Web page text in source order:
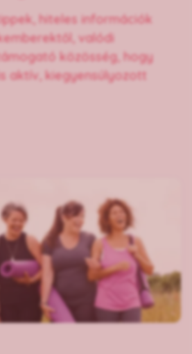
hiteles információk
valódi
közösség, hogy
aktív, kiegyensúlyozott